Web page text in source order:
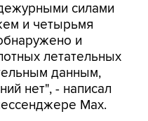
силами
и четырьмя
и
летательных
данным,
нет", - написал
Max.